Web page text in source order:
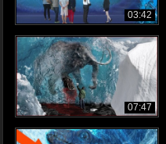
03:42
07:47